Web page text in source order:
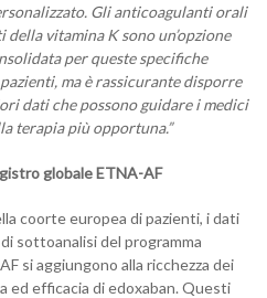
Gli anticoagulanti orali
della vitamina K sono un’opzione
per queste specifiche
ma è rassicurante disporre
dati che possono guidare i medici
terapia più opportuna.”
globale ETNA-AF
coorte europea di pazienti, i dati
sottoanalisi del programma
si aggiungono alla ricchezza dei
ed efficacia di edoxaban. Questi